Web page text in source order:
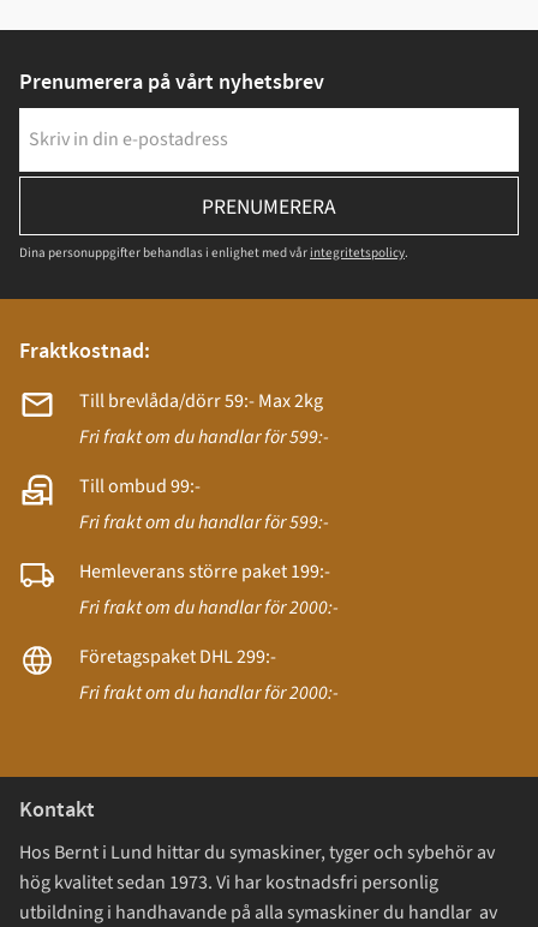
Prenumerera på vårt nyhetsbrev
PRENUMERERA
Dina personuppgifter behandlas i enlighet med vår integritetspolicy.
Fraktkostnad:
Till brevlåda/dörr 59:- Max 2kg
Fri frakt om du handlar för 599:-
Till ombud 99:-
Fri frakt om du handlar för 599:-
Hemleverans större paket 199:-
Fri frakt om du handlar för 2000:-
Företagspaket DHL 299:-
Fri frakt om du handlar för 2000:-
Kontakt
Hos Bernt i Lund hittar du symaskiner, tyger och sybehör av
hög kvalitet sedan 1973. Vi har kostnadsfri personlig
utbildning i handhavande på alla symaskiner du handlar av